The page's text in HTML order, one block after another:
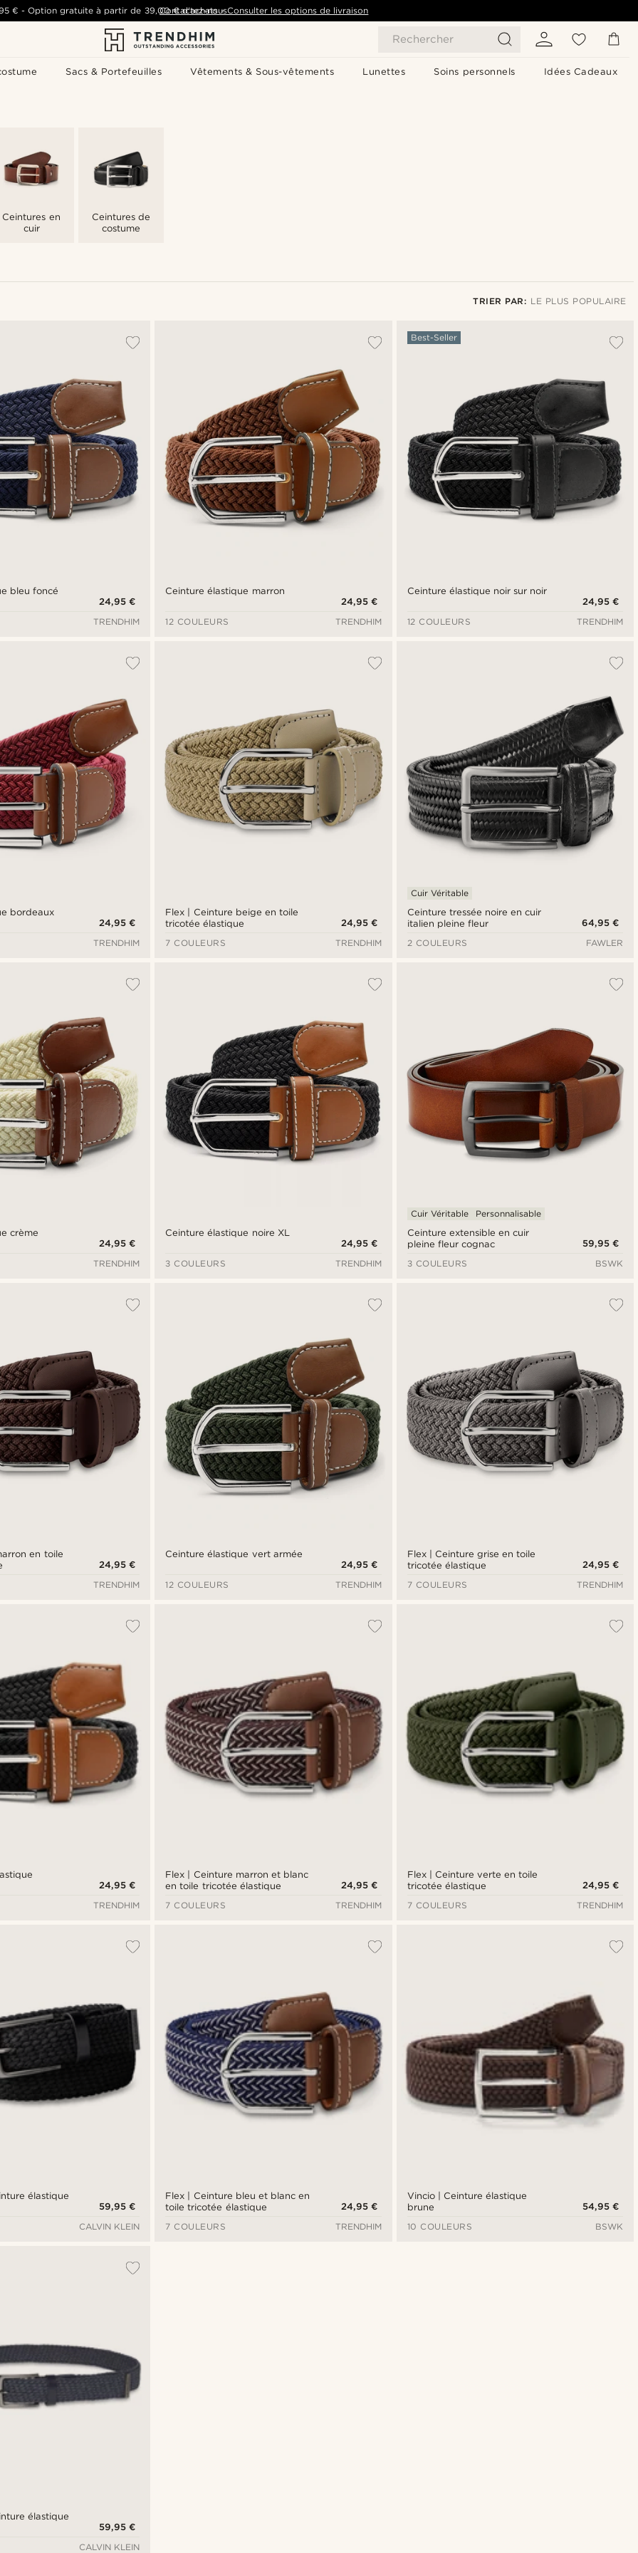
Rechercher
Sacs & Portefeuilles Vêtements & Sous-vêtements Lunettes Soins personnels Idées Cadeaux
€ -Option gratuite à partir de 39,00 € d'achats- Consulter les options de livraison
Contactez-nous
Ceintures en
cuir
Ceintures de
costume
TRIER PAR: LE PLUS POPULAIRE
Prix décroissant
bleu foncé
24,95 €
TRENDHIM
Ceinture élastique marron
24,95 €
12 COULEURS
TRENDHIM
Ceinture élastique noir sur noir
Best-Seller
24,95 €
12 COULEURS
TRENDHIM
bordeaux
24,95 €
TRENDHIM
Flex | Ceinture beige en toile
tricotée élastique
24,95 €
7 COULEURS
TRENDHIM
Ceinture tressée noire en cuir
italien pleine fleur
Cuir Véritable
64,95 €
2 COULEURS
FAWLER
crème
24,95 €
TRENDHIM
Ceinture élastique noire XL
24,95 €
3 COULEURS
TRENDHIM
Ceinture extensible en cuir
pleine fleur cognac
Cuir Véritable Personnalisable
59,95 €
3 COULEURS
BSWK
en toile
24,95 €
TRENDHIM
Ceinture élastique vert armée
24,95 €
12 COULEURS
TRENDHIM
Flex | Ceinture grise en toile
tricotée élastique
24,95 €
7 COULEURS
TRENDHIM
24,95 €
TRENDHIM
Flex | Ceinture marron et blanc
en toile tricotée élastique
24,95 €
7 COULEURS
TRENDHIM
Flex | Ceinture verte en toile
tricotée élastique
24,95 €
7 COULEURS
TRENDHIM
élastique
59,95 €
CALVIN KLEIN
Flex | Ceinture bleu et blanc en
toile tricotée élastique
24,95 €
7 COULEURS
TRENDHIM
Vincio | Ceinture élastique
brune
54,95 €
10 COULEURS
BSWK
élastique
59,95 €
CALVIN KLEIN